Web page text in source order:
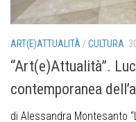
ART(E)ATTUALITÀ /CULTURA
“Art(e)Attualità”.
contemporanea
di Alessandra Montesanto